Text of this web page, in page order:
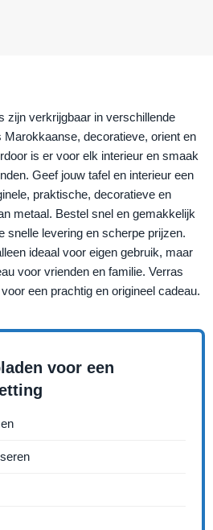
zijn verkrijgbaar in verschillende
decoratieve, orient en
is er voor elk interieur en smaak
Geef jouw tafel en interieur een
praktische, decoratieve en
metaal. Bestel snel en gemakkelijk
snelle levering en scherpe prijzen.
ideaal voor eigen gebruik, maar
voor vrienden en familie. Verras
een prachtig en origineel cadeau.
voor een